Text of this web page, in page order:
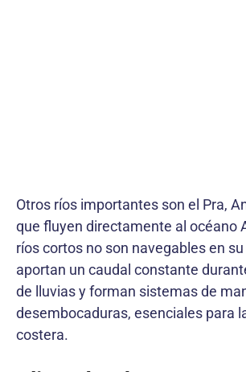
Otros ríos importantes son el Pra,
que fluyen directamente al océano
ríos cortos no son navegables en
aportan un caudal constante
de lluvias y forman sistemas de
desembocaduras, esenciales para
costera.